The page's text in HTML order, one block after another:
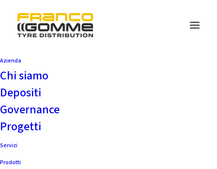
Azienda
Chi siamo
Depositi
Governance
Progetti
Servizi
Prodotti